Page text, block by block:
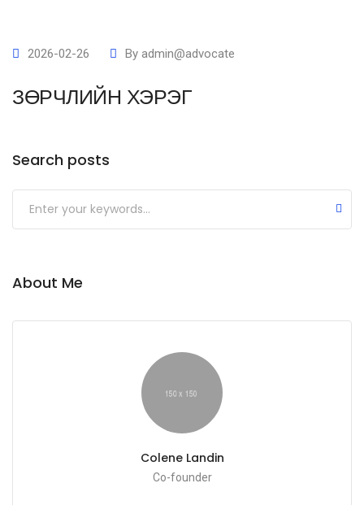
2026-02-26 By admin@advocate
ЗӨРЧЛИЙН ХЭРЭГ
Search posts
Submit
About Me
Colene Landin
Co-founder